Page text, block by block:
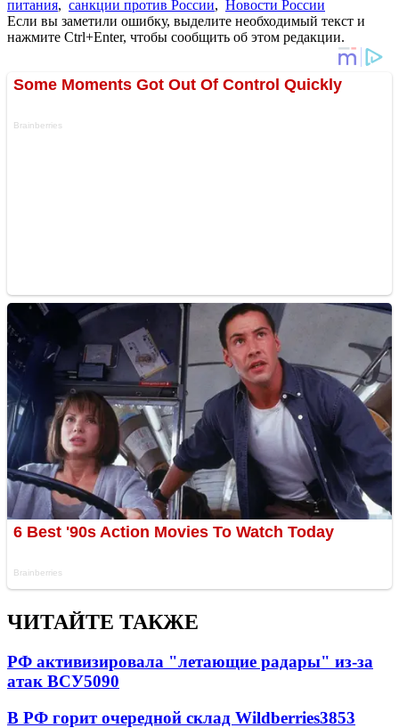
питания, санкции против России, Новости России
Если вы заметили ошибку, выделите необходимый текст и
нажмите Ctrl+Enter, чтобы сообщить об этом редакции.
ЧИТАЙТЕ ТАКЖЕ
РФ активизировала "летающие радары" из-за
атак ВСУ5090
В РФ горит очередной склад Wildberries3853